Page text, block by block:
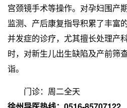
宫颈镜手术等操作。对孕妇围产
监测、产后康复指导积累了丰富
并发症的诊疗，尤其擅长处理产
时，对新生儿出生缺陷及产前筛
诣。
门诊：周二全天